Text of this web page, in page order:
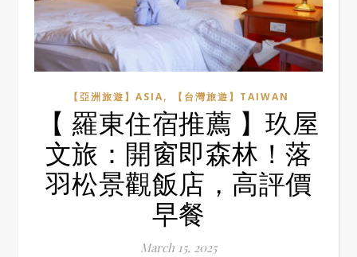
【亞洲旅遊】ASIA, 【台灣旅遊】TAIWAN
【 羅東住宿推薦 】玖屋
文旅：開窗即森林！落
羽松景觀飯店，高評價
早餐
March 15, 2025